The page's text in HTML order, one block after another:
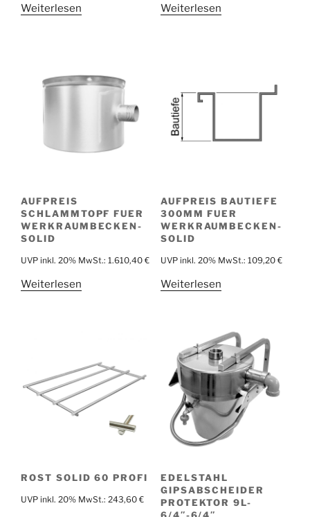
Weiterlesen Weiterlesen
AUFPREIS
SCHLAMMTOPF FUER
WERKRAUMBECKEN-
SOLID
UVP inkl. 20% MwSt.: 1.610,40 €
Weiterlesen
AUFPREIS BAUTIEFE
300MM FUER
WERKRAUMBECKEN-
SOLID
UVP inkl. 20% MwSt.: 109,20 €
Weiterlesen
ROST SOLID 60 PROFI
UVP inkl. 20% MwSt.: 243,60 €
EDELSTAHL
GIPSABSCHEIDER
PROTEKTOR 9L-